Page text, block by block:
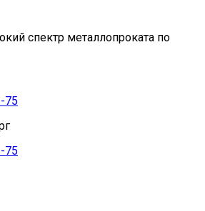
спектр металлопроката по
75
75